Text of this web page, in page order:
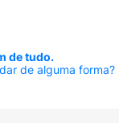
de tudo.
de alguma forma?